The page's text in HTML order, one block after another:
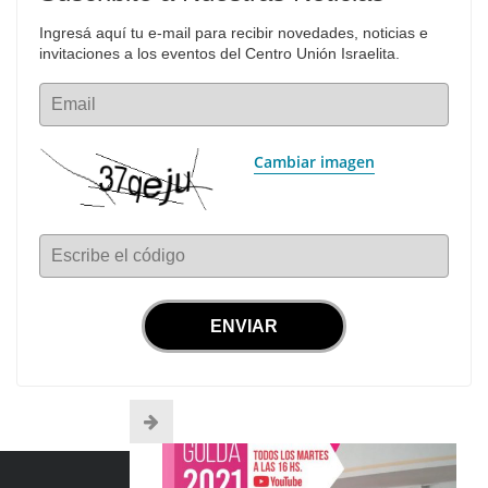
Ingresá aquí tu e-mail para recibir novedades, noticias e
invitaciones a los eventos del Centro Unión Israelita.
Email
Cambiar imagen
Escribe el código